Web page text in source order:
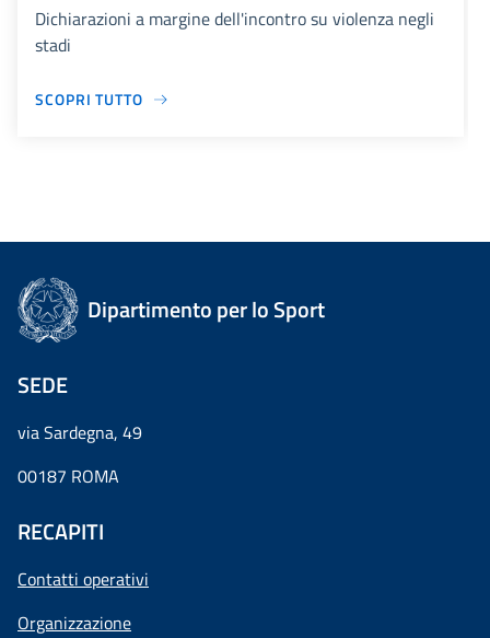
Dichiarazioni a margine dell'incontro su violenza negli
stadi
SCOPRI TUTTO
Dipartimento per lo Sport
SEDE
via Sardegna, 49
00187 ROMA
RECAPITI
Contatti operativi
Organizzazione